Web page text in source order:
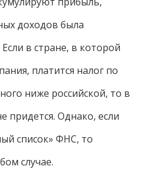
доходов была
в стране, в которой
платится налог по
ниже российской, то в
придется. Однако, если
список» ФНС, то
случае.